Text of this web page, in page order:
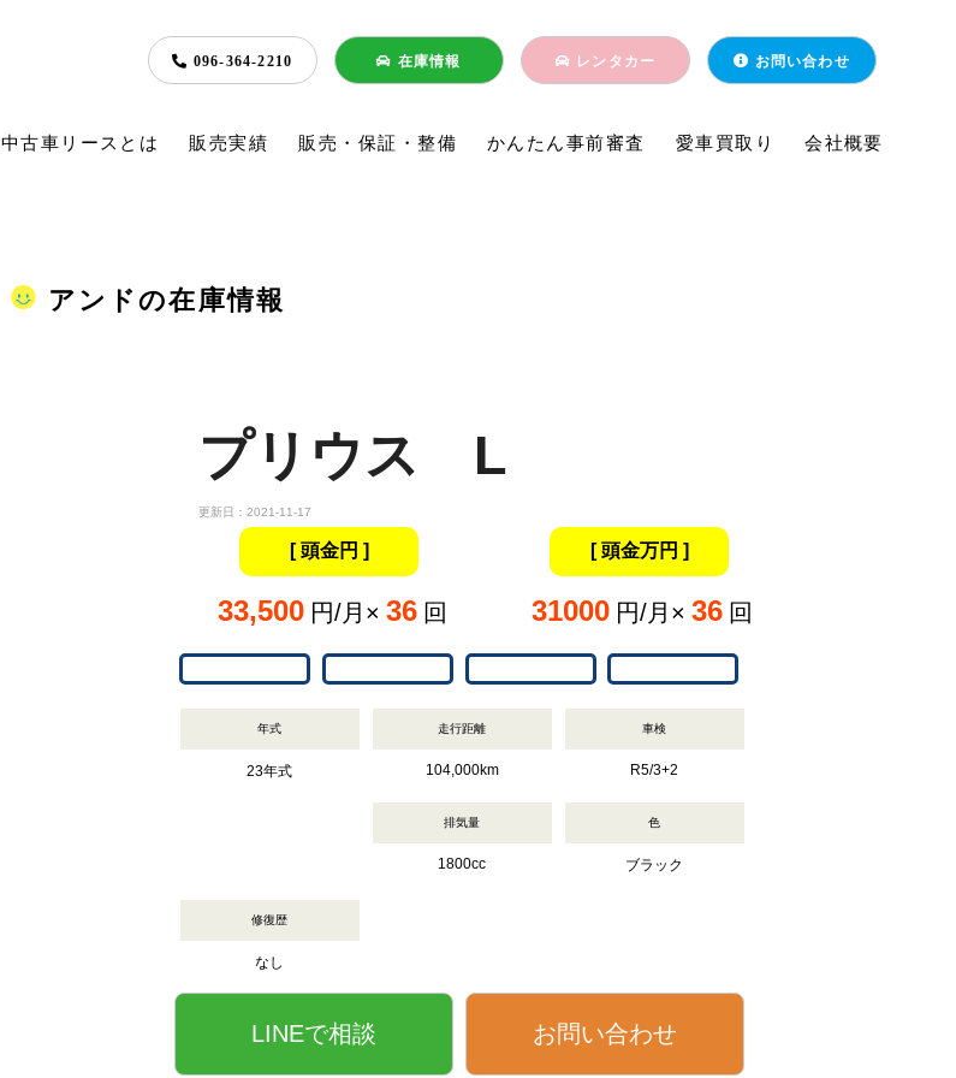
096-364-2210 在庫情報 レンタカー お問い合わせ
中古車リースとは 販売実績 販売・保証・整備 かんたん事前審査 愛車買取り 会社概要
アンドの在庫情報
プリウス L
更新日：2021-11-17
[ 頭金円 ]
33,500 円/月× 36 回
[ 頭金万円 ]
31000 円/月× 36 回
年式
23年式
走行距離
104,000km
車検
R5/3+2
排気量
1800cc
色
ブラック
修復歴
なし
LINEで相談 お問い合わせ